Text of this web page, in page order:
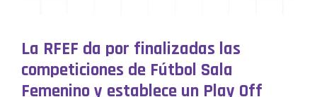
La RFEF da por finalizadas las
competiciones de Fútbol Sala
Femenino y establece un Play Off